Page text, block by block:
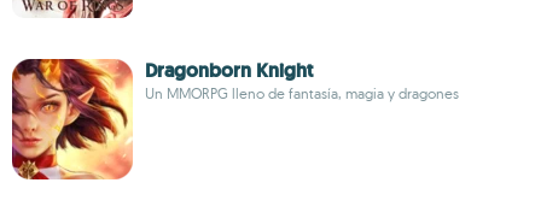
Dragonborn Knight
Un MMORPG lleno de fantasía, magia y dragones